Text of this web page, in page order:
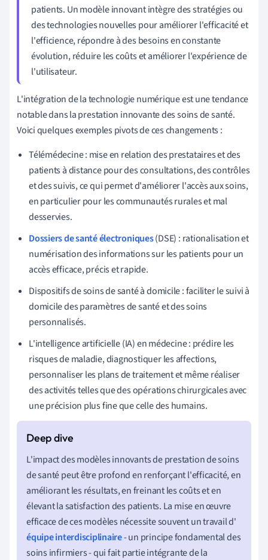
patients. Un modèle innovant intègre des stratégies ou
des technologies nouvelles pour améliorer l'efficacité et
l'efficience, répondre à des besoins en constante
évolution, réduire les coûts et améliorer l'expérience de
l'utilisateur.
L'intégration de la technologie numérique est une tendance
notable dans la prestation innovante des soins de santé.
Voici quelques exemples pivots de ces changements :
Télémédecine : mise en relation des prestataires et des
patients à distance pour des consultations, des contrôles
et des suivis, ce qui permet d'améliorer l'accès aux soins,
en particulier pour les communautés rurales et mal
desservies.
Dossiers de santé électroniques(DSE) : rationalisation et
numérisation des informations sur les patients pour un
accès efficace, précis et rapide.
Dispositifs de soins de santé à domicile : faciliter le suivi à
domicile des paramètres de santé et des soins
personnalisés.
L'intelligence artificielle (IA) en médecine : prédire les
risques de maladie, diagnostiquer les affections,
personnaliser les plans de traitement et même réaliser
des activités telles que des opérations chirurgicales avec
une précision plus fine que celle des humains.
L'impact des modèles innovants de prestation de soins
de santé peut être profond en renforçant l'efficacité, en
améliorant les résultats, en freinant les coûts et en
élevant la satisfaction des patients. La mise en œuvre
efficace de ces modèles nécessite souvent un travail d'
équipe interdisciplinaire- un principe fondamental des
soins infirmiers - qui fait partie intégrante de la